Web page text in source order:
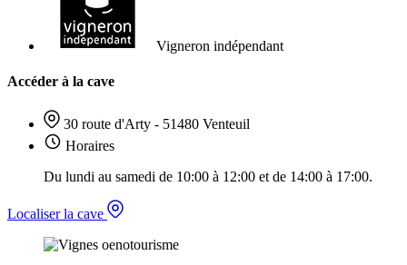
Vigneron indépendant
Accéder à la cave
30 route d'Arty - 51480 Venteuil
Horaires
Du lundi au samedi de 10:00 à 12:00 et de 14:00 à 17:00.
Localiser la cave